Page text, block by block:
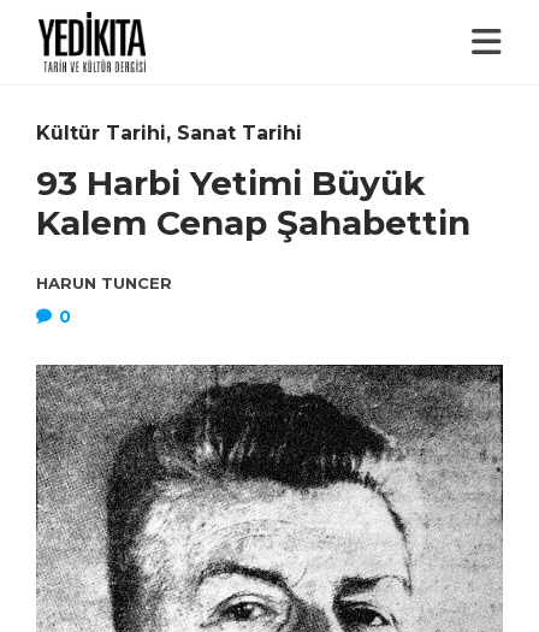
Kültür Tarihi, Sanat Tarihi
93 Harbi Yetimi Büyük
Kalem Cenap Şahabettin
HARUN TUNCER
0